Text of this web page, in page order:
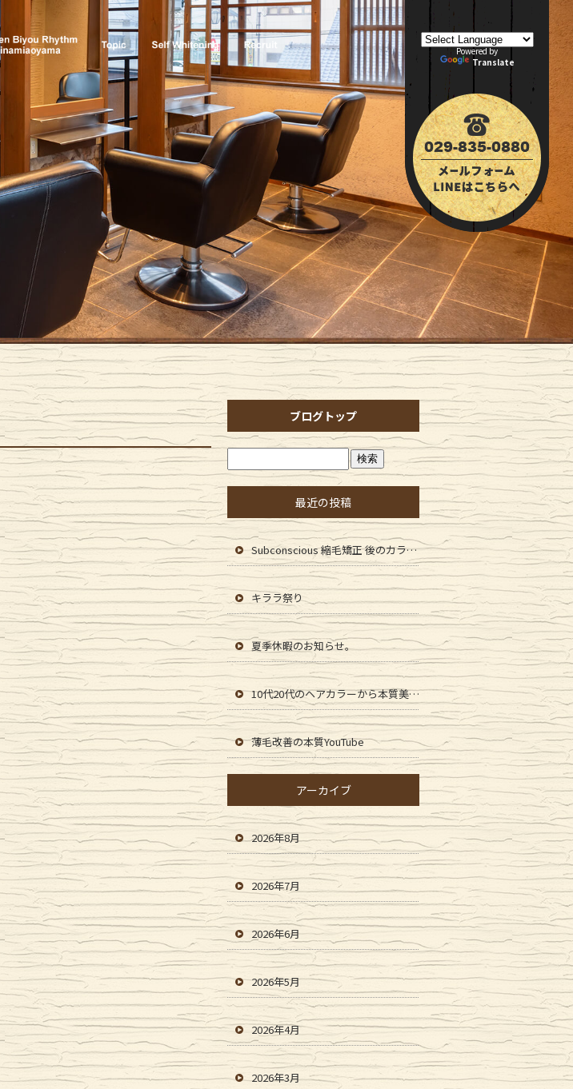
ブログトップ
最近の投稿
Subconscious 縮毛矯正 後のカラーファンタジー107Dplus
キララ祭り
夏季休暇のお知らせ。
10代20代のヘアカラーから本質美を提供します。
薄毛改善の本質YouTube
アーカイブ
2026年8月
2026年7月
2026年6月
2026年5月
2026年4月
2026年3月
Powered by
Translate